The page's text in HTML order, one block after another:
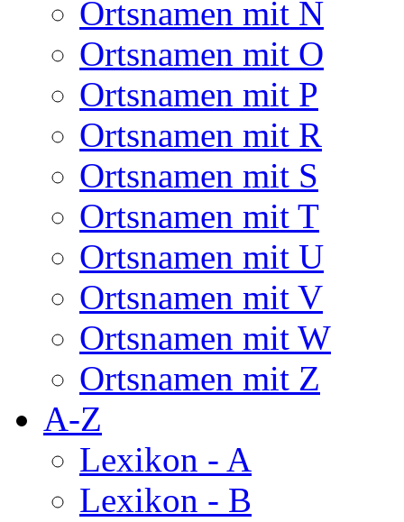
Ortsnamen mit N
Ortsnamen mit O
Ortsnamen mit P
Ortsnamen mit R
Ortsnamen mit S
Ortsnamen mit T
Ortsnamen mit U
Ortsnamen mit V
Ortsnamen mit W
Ortsnamen mit Z
A-Z
Lexikon - A
Lexikon - B